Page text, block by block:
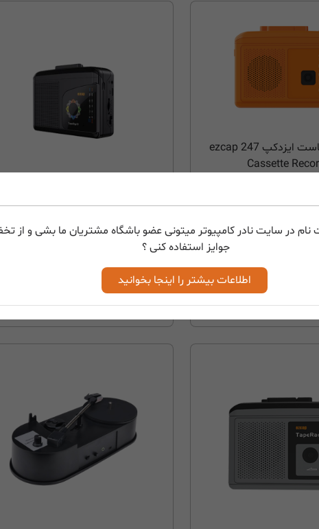
نام در سایت نادر کامپیوتر میتونی عضو باشگاه مشتریان ما بشی و از
جوایز استفاده کنی ؟
اطلاعات بیشتر را اینجا بخوانید
رکوردر نوار کاست ایزدکپ ezcap 247
Cassette
2 USB Cassette Converter